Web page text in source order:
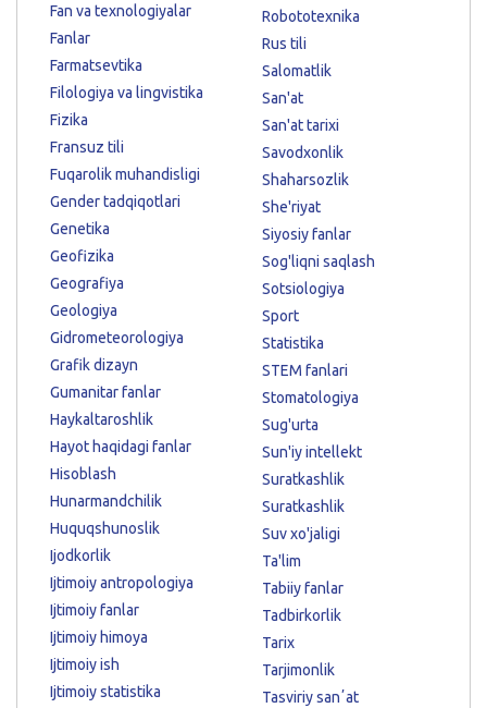
Fan va texnologiyalar
Fanlar
Farmatsevtika
Filologiya va lingvistika
Fizika
Fransuz tili
Fuqarolik muhandisligi
Gender tadqiqotlari
Genetika
Geofizika
Geografiya
Geologiya
Gidrometeorologiya
Grafik dizayn
Gumanitar fanlar
Haykaltaroshlik
Hayot haqidagi fanlar
Hisoblash
Hunarmandchilik
Huquqshunoslik
Ijodkorlik
Ijtimoiy antropologiya
Ijtimoiy fanlar
Ijtimoiy himoya
Ijtimoiy ish
Ijtimoiy statistika
Robototexnika
Rus tili
Salomatlik
San'at
San'at tarixi
Savodxonlik
Shaharsozlik
She'riyat
Siyosiy fanlar
Sog'liqni saqlash
Sotsiologiya
Sport
Statistika
STEM fanlari
Stomatologiya
Sug'urta
Sun'iy intellekt
Suratkashlik
Suratkashlik
Suv xo'jaligi
Ta'lim
Tabiiy fanlar
Tadbirkorlik
Tarix
Tarjimonlik
Tasviriy sanʼat